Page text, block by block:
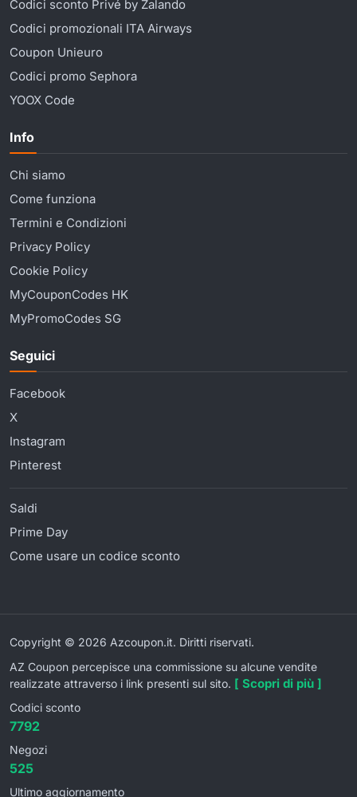
Codici sconto Privé by Zalando
Codici promozionali ITA Airways
Coupon Unieuro
Codici promo Sephora
YOOX Code
Info
Chi siamo
Come funziona
Termini e Condizioni
Privacy Policy
Cookie Policy
MyCouponCodes HK
MyPromoCodes SG
Seguici
Facebook
X
Instagram
Pinterest
Saldi
Prime Day
Come usare un codice sconto
Copyright © 2026 Azcoupon.it. Diritti riservati.
AZ Coupon percepisce una commissione su alcune vendite
realizzate attraverso i link presenti sul sito. [ Scopri di più ]
Codici sconto
7792
Negozi
525
Ultimo aggiornamento